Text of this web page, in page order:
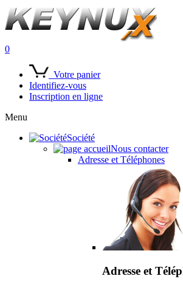
0
Votre panier
Identifiez-vous
Inscription en ligne
Menu
Société
Nous contacter
Adresse et Téléphones
Adresse et